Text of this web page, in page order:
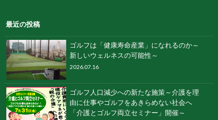
最近の投稿
ゴルフは「健康寿命産業」になれるのか～
新しいウェルネスの可能性～
2026.07.16
ゴルフ人口減少への新たな施策～介護を理
由に仕事やゴルフをあきらめない社会へ
「介護とゴルフ両立セミナー」開催～